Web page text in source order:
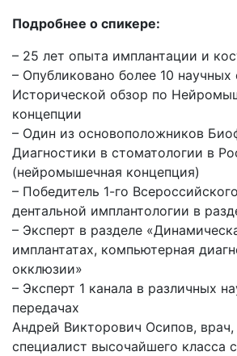
Подробнее о спикере:
– 25 лет опыта имплантации и
– Опубликовано более 10 научных
Исторической обзор по
концепции
– Один из основоположников
Диагностики в стоматологии в
(нейромышечная концепция)
– Победитель 1-го
дентальной имплантологии в
– Эксперт в разделе
имплантатах, компьютерная
окклюзии»
– Эксперт 1 канала в различных
передачах
Андрей Викторович Осипов, врач,
специалист высочайшего класса